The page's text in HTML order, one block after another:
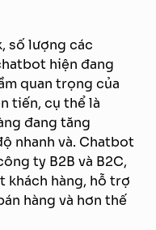
số lượng các
hiện đang
quan trọng của
tiến, cụ thể là
đang tăng
nhanh và. Chatbot
ty B2B và B2C,
khách hàng, hỗ trợ
hàng và hơn thế